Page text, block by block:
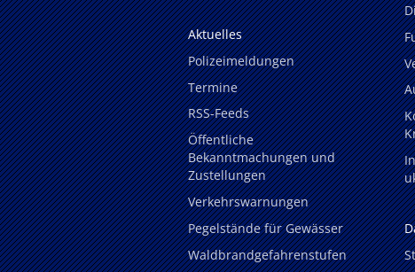
Aktuelles
Polizeimeldungen
Termine
RSS-Feeds
Öffentliche
Bekanntmachungen und
Zustellungen
Verkehrswarnungen
Pegelstände für Gewässer
Waldbrandgefahrenstufen